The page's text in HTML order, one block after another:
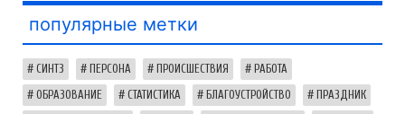
популярные метки
СИНТЗ ПЕРСОНА ПРОИСШЕСТВИЯ РАБОТА
ОБРАЗОВАНИЕ СТАТИСТИКА БЛАГОУСТРОЙСТВО ПРАЗДНИК